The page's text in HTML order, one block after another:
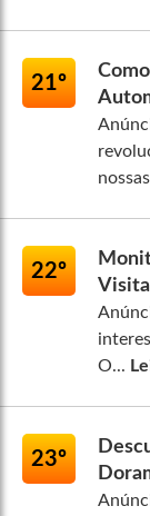
21º
22º
O...
23º